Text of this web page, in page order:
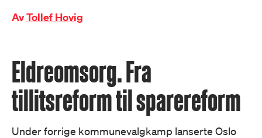
AvTollef Hovig
Eldreomsorg. Fra
tillitsreform til sparereform
Under forrige kommunevalgkamp lanserte Oslo